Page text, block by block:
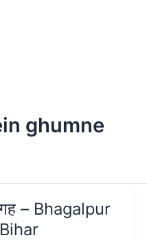
ghumne
– Bhagalpur